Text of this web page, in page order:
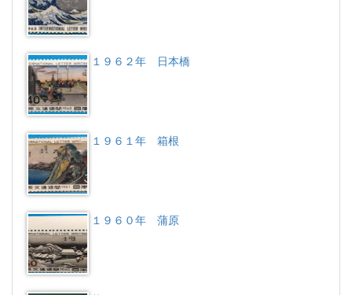
１９６２年 日本橋
１９６１年 箱根
１９６０年 蒲原